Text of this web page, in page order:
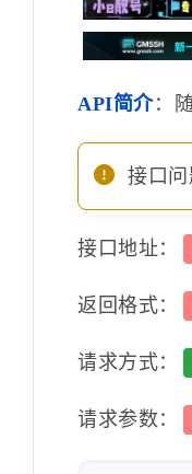
API简介：
接口问
接口地址：
返回格式：
请求方式：
请求参数：